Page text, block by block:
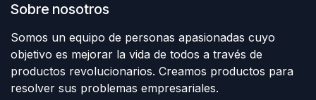
Sobre nosotros
Somos un equipo de personas apasionadas cuyo
objetivo es mejorar la vida de todos a través de
productos revolucionarios. Creamos productos para
resolver sus problemas empresariales.